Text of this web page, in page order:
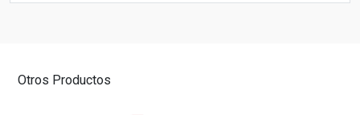
Otros Productos